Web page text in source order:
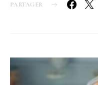
PARTAGER